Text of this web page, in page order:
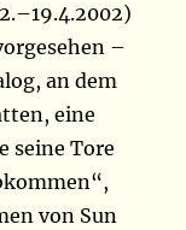
–
an dem
eine
seine Tore
von Sun